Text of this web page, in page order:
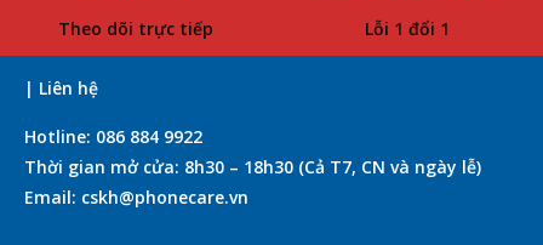
Theo dõi trực tiếp Lỗi 1 đổi 1
| Liên hệ
Hotline: 086 884 9922
Thời gian mở cửa: 8h30 – 18h30 (Cả T7, CN và ngày lễ)
Email: cskh@phonecare.vn